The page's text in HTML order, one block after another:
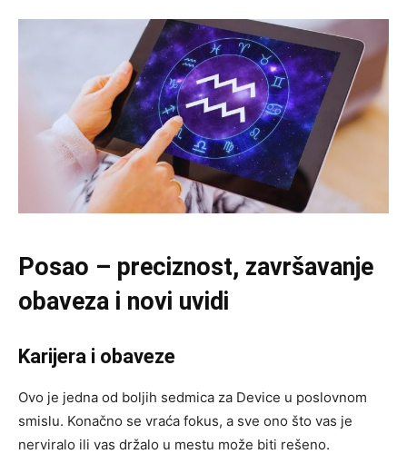
Posao – preciznost, završavanje
obaveza i novi uvidi
Karijera i obaveze
Ovo je jedna od boljih sedmica za Device u poslovnom
smislu. Konačno se vraća fokus, a sve ono što vas je
nerviralo ili vas držalo u mestu može biti rešeno.